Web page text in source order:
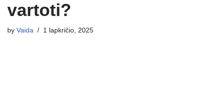
vartoti?
by Vaida 1 lapkričio, 2025